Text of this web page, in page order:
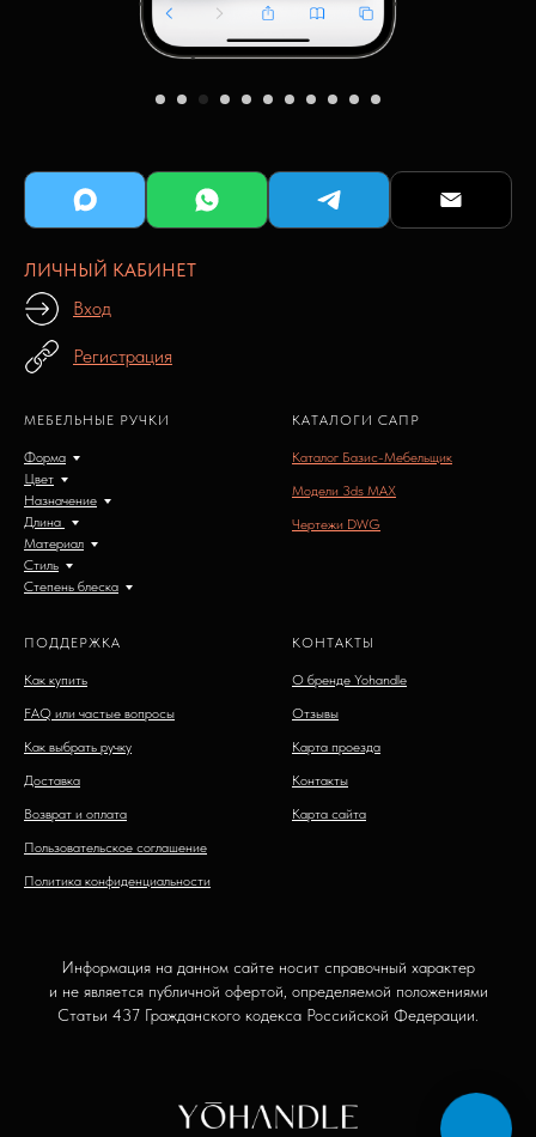
ЛИЧНЫЙ КАБИНЕТ
Вход
Регистрация
МЕБЕЛЬНЫЕ РУЧКИ
Форма
Цвет
Назначение
Длина
Материал
Стиль
Степень блеска
КАТАЛОГИ САПР
Каталог Базис-Мебельщик
Модели 3ds MAX
Чертежи DWG
ПОДДЕРЖКА
Как купить
FAQ или частые вопросы
Как выбрать ручку
Доставка
Возврат и оплата
Пользовательское соглашение
Политика конфиденциальности
КОНТАКТЫ
О бренде Yohandle
Отзывы
Карта проезда
Контакты
Карта сайта
Информация на данном сайте носит справочный характер
и не является публичной офертой, определяемой положениями
Статьи 437 Гражданского кодекса Российской Федерации.